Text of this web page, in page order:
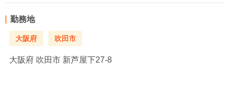
勤務地
大阪府 吹田市
大阪府 吹田市 新芦屋下27-8